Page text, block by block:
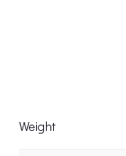
Weight